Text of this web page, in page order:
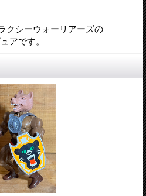
クシーウォーリアーズの
アです。